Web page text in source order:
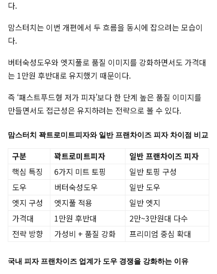
다.
맘스터치는 이번 개편에서 두 흐름을 동시에 잡으려는 모습이
다.
버터숙성도우와 엣지풀로 품질 이미지를 강화하면서도 가격대
는 1만원 후반대로 유지했기 때문이다.
즉 ‘패스트푸드형 저가 피자’보다 한 단계 높은 품질 이미지를
만들면서도 접근성은 유지하려는 전략으로 볼 수 있다.
맘스터치 꽉트로미트피자와 일반 프랜차이즈 피자 차이점 비교
구분 꽉트로미트피자
일반 프랜차이즈 피자
핵심 특징
6가지 미트 토핑
일반 토핑 구성
도우
버터숙성도우
일반 도우
엣지 구성
엣지풀 적용
일반 엣지
가격대
1만원 후반대
2만~3만원대 다수
전략 방향
가성비 + 품질 강화 프리미엄 중심 확대
국내 피자 프랜차이즈 업계가 도우 경쟁을 강화하는 이유